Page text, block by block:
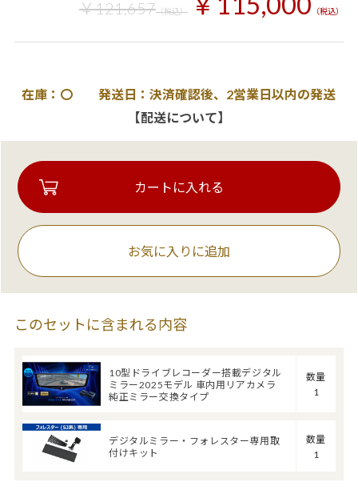
￥121,657（税込） （税込）
在庫：〇 発送日：決済確認後、2営業日以内の発送
【配送について】
お気に入りに追加
このセットに含まれる内容
10型ドライブレコーダー搭載デジタル
ミラー2025モデル 車内用リアカメラ
純正ミラー交換タイプ
数量
1
デジタルミラー・フォレスター専用取
付けキット
数量
1